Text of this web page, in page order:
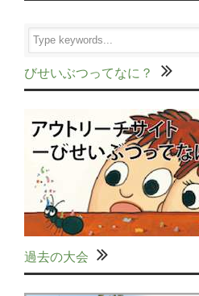
びせいぶつってなに？
過去の大会